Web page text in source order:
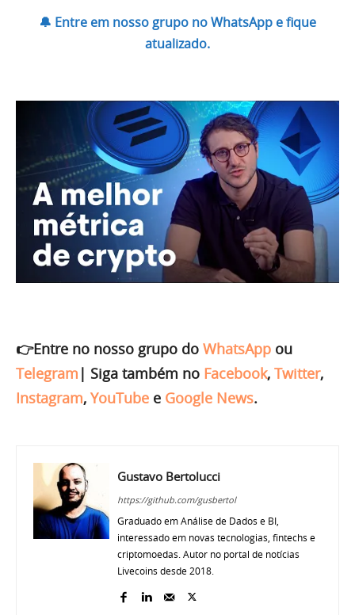
🔔 Entre em nosso grupo no WhatsApp e fique
atualizado.
👉Entre no nosso grupo do WhatsApp ou
Telegram | Siga também no Facebook, Twitter,
Instagram, YouTube e Google News.
Gustavo Bertolucci
https://github.com/gusbertol
Graduado em Análise de Dados e BI,
interessado em novas tecnologias, fintechs e
criptomoedas. Autor no portal de notícias
Livecoins desde 2018.